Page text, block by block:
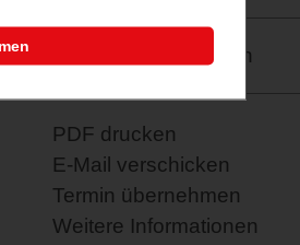
Merkzettel: speichern
PDF drucken
E-Mail verschicken
Termin übernehmen
Weitere Informationen